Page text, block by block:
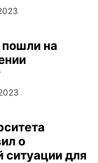
на
о
ситуации для